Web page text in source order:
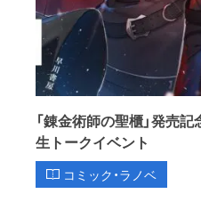
「錬金術師の聖櫃」発売
生トークイベント
コミック・ラノベ